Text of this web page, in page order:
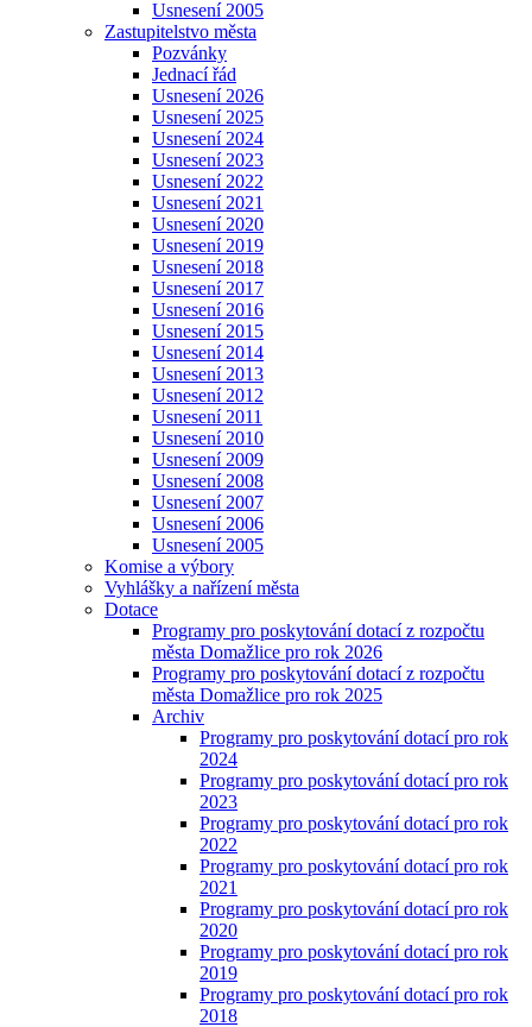
Usnesení 2005
Zastupitelstvo města
Pozvánky
Jednací řád
Usnesení 2026
Usnesení 2025
Usnesení 2024
Usnesení 2023
Usnesení 2022
Usnesení 2021
Usnesení 2020
Usnesení 2019
Usnesení 2018
Usnesení 2017
Usnesení 2016
Usnesení 2015
Usnesení 2014
Usnesení 2013
Usnesení 2012
Usnesení 2011
Usnesení 2010
Usnesení 2009
Usnesení 2008
Usnesení 2007
Usnesení 2006
Usnesení 2005
Komise a výbory
Vyhlášky a nařízení města
Dotace
Programy pro poskytování dotací z rozpočtu
města Domažlice pro rok 2026
Programy pro poskytování dotací z rozpočtu
města Domažlice pro rok 2025
Archiv
Programy pro poskytování dotací pro rok
2024
Programy pro poskytování dotací pro rok
2023
Programy pro poskytování dotací pro rok
2022
Programy pro poskytování dotací pro rok
2021
Programy pro poskytování dotací pro rok
2020
Programy pro poskytování dotací pro rok
2019
Programy pro poskytování dotací pro rok
2018